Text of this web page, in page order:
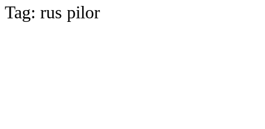
Tag: rus pilor